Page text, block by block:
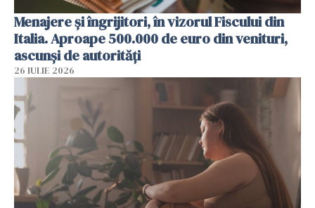
Menajere și îngrijitori, în vizorul Fiscului din
Italia. Aproape 500.000 de euro din venituri,
ascunși de autorități
26 IULIE 2026